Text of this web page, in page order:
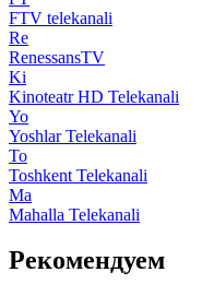
FTV telekanali
Re
RenessansTV
Ki
Kinoteatr HD Telekanali
Yo
Yoshlar Telekanali
To
Toshkent Telekanali
Ma
Mahalla Telekanali
Рекомендуем